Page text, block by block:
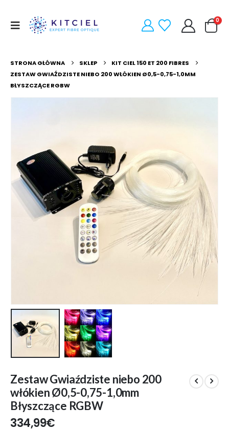
0
STRONA GŁÓWNA SKLEP
KIT CIEL 150 ET 200 FIBRES
ZESTAW GWIAŹDZISTE NIEBO 200 WŁÓKIEN Ø0,5-0,75-1,0MM
BŁYSZCZĄCE RGBW
Zestaw Gwiaździste niebo 200
włókien Ø0,5-0,75-1,0mm
Błyszczące RGBW
334,99€